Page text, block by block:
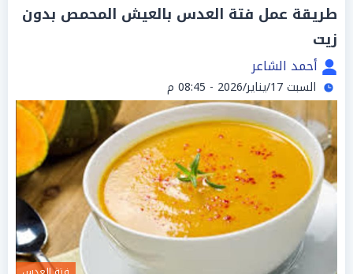
طريقة عمل فتة العدس بالعيش المحمص بدون
زيت
أحمد الشاعر
السبت 17/يناير/2026 - 08:45 م